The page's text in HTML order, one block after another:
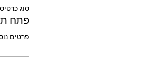
סוג כרטיס
פתח
פרטים